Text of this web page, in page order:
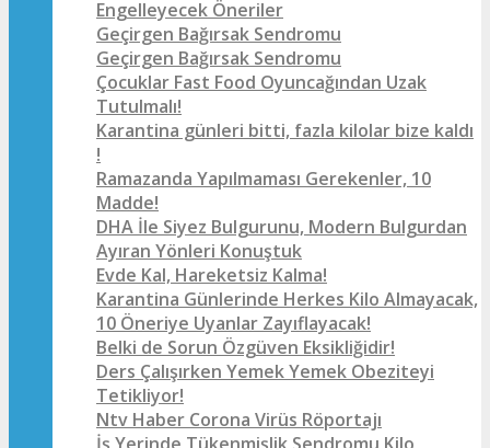
Engelleyecek Öneriler
Geçirgen Bağırsak Sendromu
Geçirgen Bağırsak Sendromu
Çocuklar Fast Food Oyuncağından Uzak
Tutulmalı!
Karantina günleri bitti, fazla kilolar bize kaldı
!
Ramazanda Yapılmaması Gerekenler, 10
Madde!
DHA İle Siyez Bulgurunu, Modern Bulgurdan
Ayıran Yönleri Konuştuk
Evde Kal, Hareketsiz Kalma!
Karantina Günlerinde Herkes Kilo Almayacak,
10 Öneriye Uyanlar Zayıflayacak!
Belki de Sorun Özgüven Eksikliğidir!
Ders Çalışırken Yemek Yemek Obeziteyi
Tetikliyor!
Ntv Haber Corona Virüs Röportajı